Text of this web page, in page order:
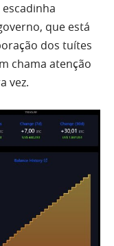
que está
dos tuítes
chama atenção
vez.